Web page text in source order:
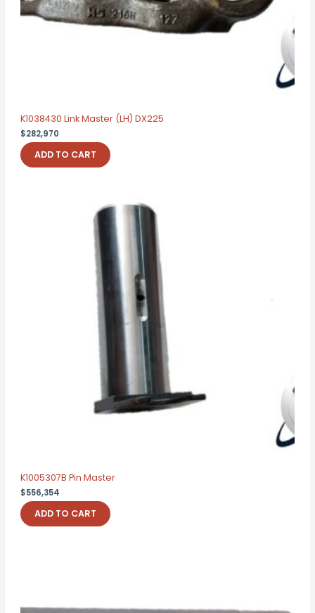
K1038430 Link Master (LH) DX225
$282,970
ADD TO CART
K1005307B Pin Master
$556,354
ADD TO CART